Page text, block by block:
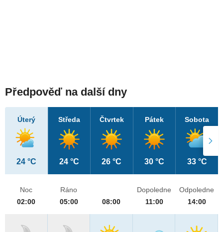
Předpověď na další dny
Úterý
24 °C
Středa
24 °C
Čtvrtek
26 °C
Pátek
30 °C
Sobota
33 °C
Noc
02:00
Ráno
05:00
08:00
Dopoledne
11:00
Odpoledne
14:00